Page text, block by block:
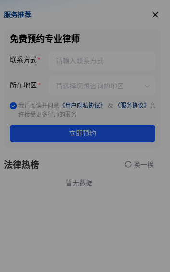
服务推荐
服务推荐
免费预约专业律师
联系方式
所在地区
我已阅读并同意 《用户隐私协议》 及 《服务协议》 允
许接受更多律师的服务
立即预约
法律热榜 换一换
暂无数据